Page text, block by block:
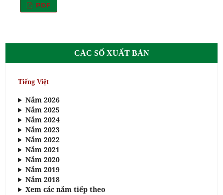
PDF
CÁC SỐ XUẤT BẢN
Tiếng Việt
Năm 2026
Năm 2025
Năm 2024
Năm 2023
Năm 2022
Năm 2021
Năm 2020
Năm 2019
Năm 2018
Xem các năm tiếp theo